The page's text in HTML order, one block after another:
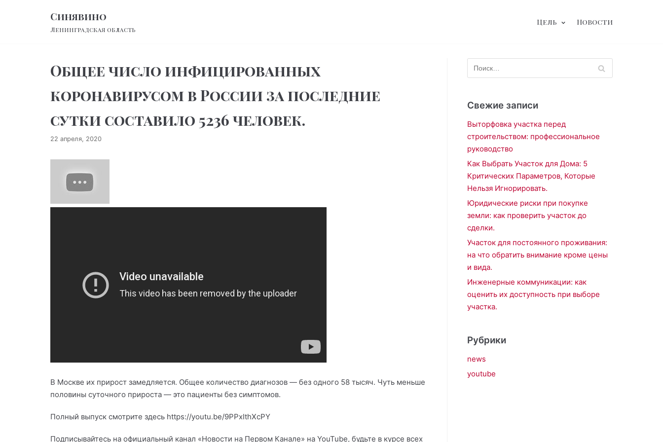
Синявино
Ленинградская область
Цель Новости
Общее число инфицированных
коронавирусом в России за последние
сутки составило 5236 человек.
22 апреля, 2020
В Москве их прирост замедляется. Общее количество диагнозов — без одного 58 тысяч. Чуть меньше
половины суточного прироста — это пациенты без симптомов.
Полный выпуск смотрите здесь https://youtu.be/9PPxIthXcPY
Подписывайтесь на официальный канал «Новости на Первом Канале» на YouTube, будьте в курсе всех
Свежие записи
Выторфовка участка перед
строительством: профессиональное
руководство
Как Выбрать Участок для Дома: 5
Критических Параметров, Которые
Нельзя Игнорировать.
Юридические риски при покупке
земли: как проверить участок до
сделки.
Участок для постоянного проживания:
на что обратить внимание кроме цены
и вида.
Инженерные коммуникации: как
оценить их доступность при выборе
участка.
Рубрики
news
youtube